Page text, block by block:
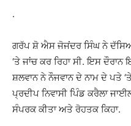
.
ਗਰੱਪ ਸ਼ੋ ਐਸ ਜੋਜਂਦਰ ਸਿੰਘ ਨੇ
‘ਤੇ ਜਾਂਚ ਕਰ ਰਿਹਾ ਸੀ. ਇਸ
ਸ਼ਲਵਾਨ ਨੇ ਨੌਜਵਾਨ ਦੇ ਨਾਮ ਦੇ ਪਤੇ
ਪ੍ਰਦੀਪ ਨਿਵਾਸੀ ਪਿੰਡ ਕਰੈਲਾ
ਸੰਪਰਕ ਕੀਤਾ ਅਤੇ ਰੋਹਤਕ ਕਿਹਾ.